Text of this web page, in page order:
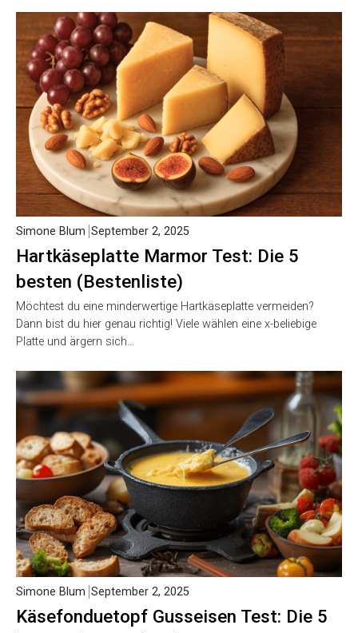
Hartkäseplatte Marmor Test: Die 5
besten (Bestenliste)
Simone Blum September 2, 2025
Möchtest du eine minderwertige Hartkäseplatte vermeiden?
Dann bist du hier genau richtig! Viele wählen eine x-beliebige
Platte und ärgern sich…
Käsefonduetopf Gusseisen Test: Die 5
Simone Blum September 2, 2025